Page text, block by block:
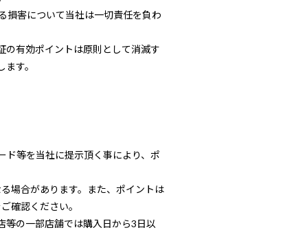
損害について当社は一切責任を負わ
の有効ポイントは原則として消滅す
す。
ド等を当社に提示頂く事により、ポ
場合があります。また、ポイントは
確認ください。
等の一部店舗では購入日から3日以